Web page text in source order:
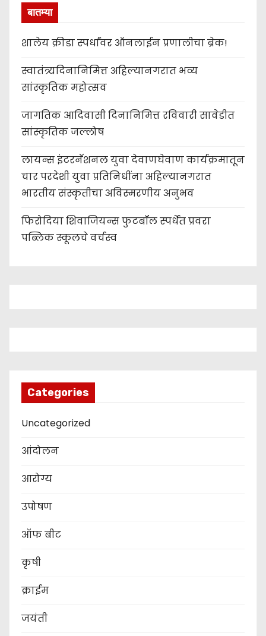
बातम्या
शालेय क्रीडा स्पर्धांवर ऑनलाईन प्रणालीचा ब्रेक!
स्वातंत्र्यदिनानिमित्त अहिल्यानगरात भव्य
सांस्कृतिक महोत्सव
जागतिक आदिवासी दिनानिमित्त रविवारी सावेडीत
सांस्कृतिक जल्लोष
लायन्स इंटरनॅशनल युवा देवाणघेवाण कार्यक्रमातून
चार परदेशी युवा प्रतिनिधींना अहिल्यानगरात
भारतीय संस्कृतीचा अविस्मरणीय अनुभव
फिरोदिया शिवाजियन्स फुटबॉल स्पर्धेत प्रवरा
पब्लिक स्कूलचे वर्चस्व
Categories
Uncategorized
आंदोलन
आरोग्य
उपोषण
ऑफ बीट
कृषी
क्राईम
जयंती